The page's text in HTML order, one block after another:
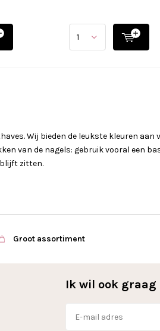
Wij bieden de leukste kleuren aan
van de nagels: gebruik vooral een
zitten.
Groot assortiment
Ik wil ook graag